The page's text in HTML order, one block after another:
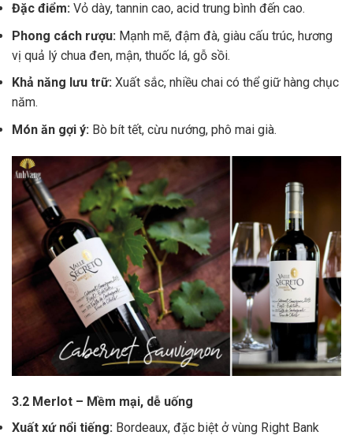
Đặc điểm: Vỏ dày, tannin cao, acid trung bình đến cao.
Phong cách rượu: Mạnh mẽ, đậm đà, giàu cấu trúc, hương
vị quả lý chua đen, mận, thuốc lá, gỗ sồi.
Khả năng lưu trữ: Xuất sắc, nhiều chai có thể giữ hàng chục
năm.
Món ăn gợi ý: Bò bít tết, cừu nướng, phô mai già.
3.2 Merlot – Mềm mại, dễ uống
Xuất xứ nổi tiếng: Bordeaux, đặc biệt ở vùng Right Bank